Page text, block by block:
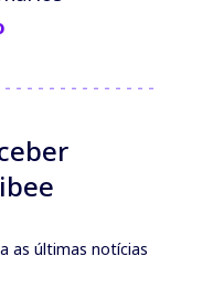
as últimas notícias